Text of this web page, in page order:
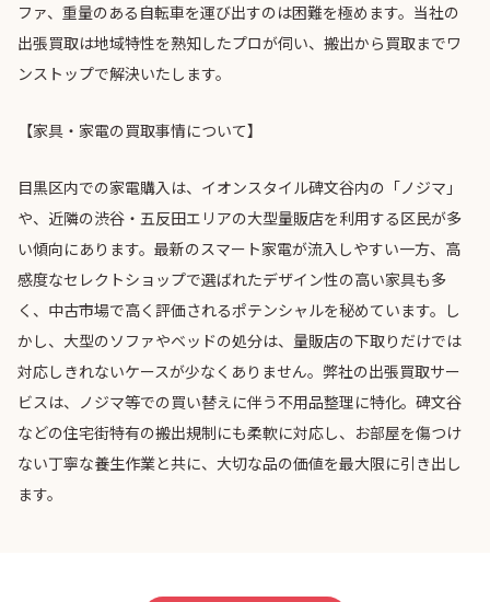
ファ、重量のある自転車を運び出すのは困難を極めます。当社の
出張買取は地域特性を熟知したプロが伺い、搬出から買取までワ
ンストップで解決いたします。
【家具・家電の買取事情について】
目黒区内での家電購入は、イオンスタイル碑文谷内の「ノジマ」
や、近隣の渋谷・五反田エリアの大型量販店を利用する区民が多
い傾向にあります。最新のスマート家電が流入しやすい一方、高
感度なセレクトショップで選ばれたデザイン性の高い家具も多
く、中古市場で高く評価されるポテンシャルを秘めています。し
かし、大型のソファやベッドの処分は、量販店の下取りだけでは
対応しきれないケースが少なくありません。弊社の出張買取サー
ビスは、ノジマ等での買い替えに伴う不用品整理に特化。碑文谷
などの住宅街特有の搬出規制にも柔軟に対応し、お部屋を傷つけ
ない丁寧な養生作業と共に、大切な品の価値を最大限に引き出し
ます。